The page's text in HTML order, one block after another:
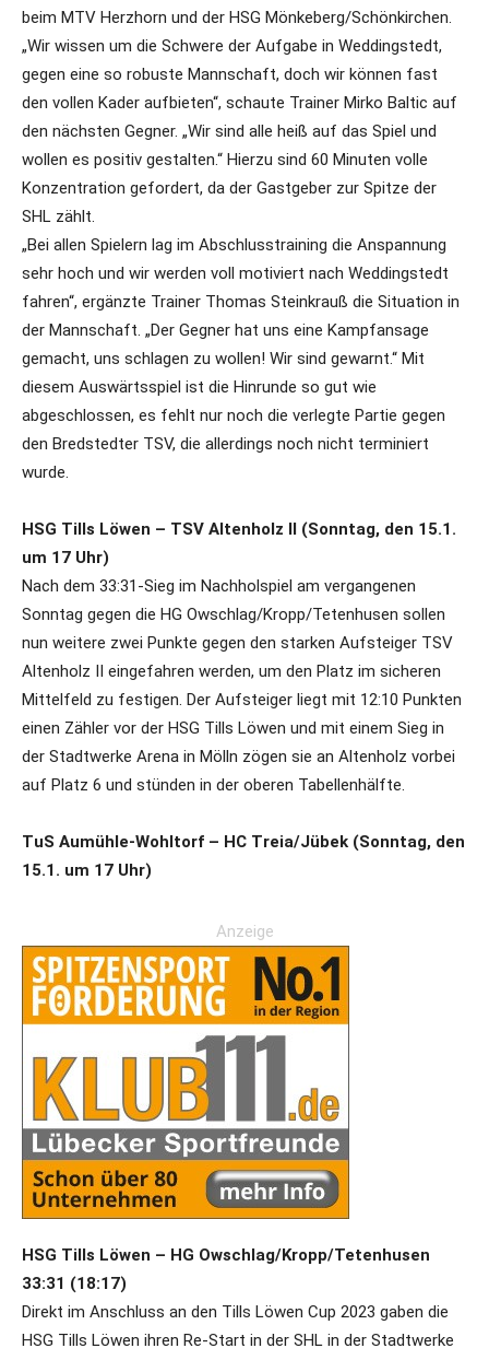
beim MTV Herzhorn und der HSG Mönkeberg/Schönkirchen.
„Wir wissen um die Schwere der Aufgabe in Weddingstedt,
gegen eine so robuste Mannschaft, doch wir können fast
den vollen Kader aufbieten“, schaute Trainer Mirko Baltic auf
den nächsten Gegner. „Wir sind alle heiß auf das Spiel und
wollen es positiv gestalten.“ Hierzu sind 60 Minuten volle
Konzentration gefordert, da der Gastgeber zur Spitze der
SHL zählt.
„Bei allen Spielern lag im Abschlusstraining die Anspannung
sehr hoch und wir werden voll motiviert nach Weddingstedt
fahren“, ergänzte Trainer Thomas Steinkrauß die Situation in
der Mannschaft. „Der Gegner hat uns eine Kampfansage
gemacht, uns schlagen zu wollen! Wir sind gewarnt.“ Mit
diesem Auswärtsspiel ist die Hinrunde so gut wie
abgeschlossen, es fehlt nur noch die verlegte Partie gegen
den Bredstedter TSV, die allerdings noch nicht terminiert
wurde.
HSG Tills Löwen – TSV Altenholz II (Sonntag, den 15.1.
um 17 Uhr)
Nach dem 33:31-Sieg im Nachholspiel am vergangenen
Sonntag gegen die HG Owschlag/Kropp/Tetenhusen sollen
nun weitere zwei Punkte gegen den starken Aufsteiger TSV
Altenholz II eingefahren werden, um den Platz im sicheren
Mittelfeld zu festigen. Der Aufsteiger liegt mit 12:10 Punkten
einen Zähler vor der HSG Tills Löwen und mit einem Sieg in
der Stadtwerke Arena in Mölln zögen sie an Altenholz vorbei
auf Platz 6 und stünden in der oberen Tabellenhälfte.
TuS Aumühle-Wohltorf – HC Treia/Jübek (Sonntag, den
15.1. um 17 Uhr)
Anzeige
HSG Tills Löwen – HG Owschlag/Kropp/Tetenhusen
33:31 (18:17)
Direkt im Anschluss an den Tills Löwen Cup 2023 gaben die
HSG Tills Löwen ihren Re-Start in der SHL in der Stadtwerke